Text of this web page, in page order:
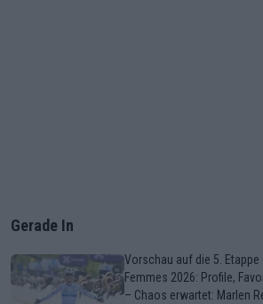
Gerade In
Vorschau auf die 5. Etappe
Femmes 2026: Profile,
– Chaos erwartet: Marlen